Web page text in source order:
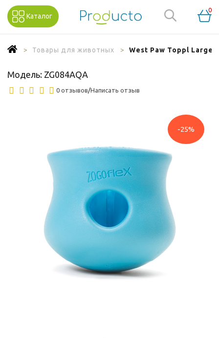
Каталог
0
Товары для животных West Paw Toppl Large
Модель: ZG084AQA
0 отзывов/Написать отзыв
-25%